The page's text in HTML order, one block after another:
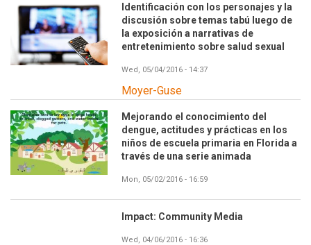
Identificación con los personajes y la
discusión sobre temas tabú luego de
la exposición a narrativas de
entretenimiento sobre salud sexual
Wed, 05/04/2016 - 14:37
Moyer-Guse
Mejorando el conocimiento del
dengue, actitudes y prácticas en los
niños de escuela primaria en Florida a
través de una serie animada
Mon, 05/02/2016 - 16:59
Impact: Community Media
Wed, 04/06/2016 - 16:36